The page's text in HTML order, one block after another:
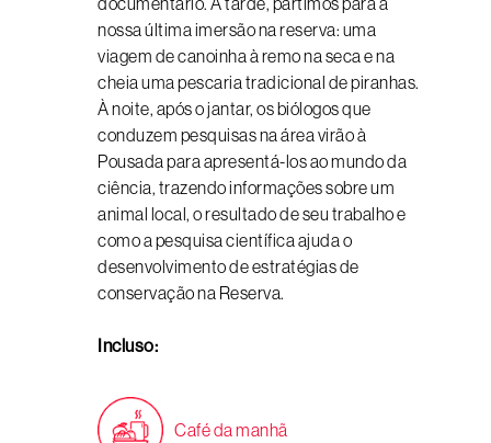
nossa última imersão na reserva: uma
viagem de canoinha à remo na seca e na
cheia uma pescaria tradicional de piranhas.
À noite, após o jantar, os biólogos que
conduzem pesquisas na área virão à
Pousada para apresentá-los ao mundo da
ciência, trazendo informações sobre um
animal local, o resultado de seu trabalho e
como a pesquisa científica ajuda o
desenvolvimento de estratégias de
conservação na Reserva.
Incluso:
Café da manhã